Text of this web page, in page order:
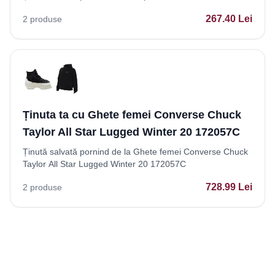
2 produse 267.40 Lei
Ținuta ta cu Ghete femei Converse Chuck
Taylor All Star Lugged Winter 20 172057C
Ținută salvată pornind de la Ghete femei Converse Chuck
Taylor All Star Lugged Winter 20 172057C
2 produse 728.99 Lei